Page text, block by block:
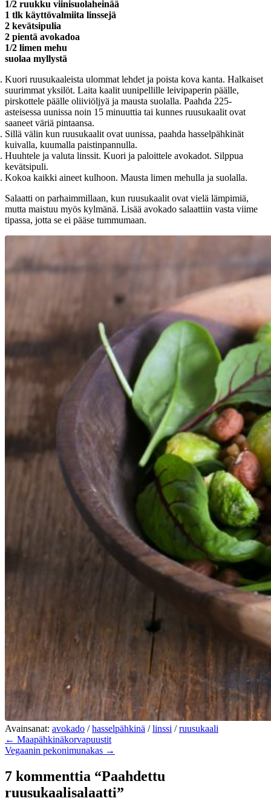
1/2 ruukku viinisuolaheinää
1 tlk käyttövalmiita linssejä
2 kevätsipulia
2 pientä avokadoa
1/2 limen mehu
suolaa myllystä
Kuori ruusukaaleista ulommat lehdet ja poista kova kanta. Halkaiset
suurimmat yksilöt. Laita kaalit uunipellille leivipaperin päälle,
pirskottele päälle oliiviöljyä ja mausta suolalla. Paahda 225-
asteisessa uunissa noin 15 minuuttia tai kunnes ruusukaalit ovat
saaneet väriä pintaansa.
Sillä välin kun ruusukaalit ovat uunissa, paahda hasselpähkinät
kuivalla, kuumalla paistinpannulla.
Huuhtele ja valuta linssit. Kuori ja paloittele avokadot. Silppua
kevätsipuli.
Kokoa kaikki aineet kulhoon. Mausta limen mehulla ja suolalla.
Salaatti on parhaimmillaan, kun ruusukaalit ovat vielä lämpimiä,
mutta maistuu myös kylmänä. Lisää avokado salaattiin vasta viime
tipassa, jotta se ei pääse tummumaan.
Avainsanat: avokado /hasselpähkinä /linssi /ruusukaali
← Maapähkinäkorvapuustit
Vegaanin pekonimunakas →
7 kommenttia “Paahdettu
ruusukaalisalaatti”